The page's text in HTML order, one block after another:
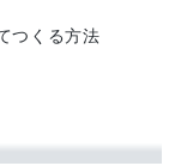
つくる方法